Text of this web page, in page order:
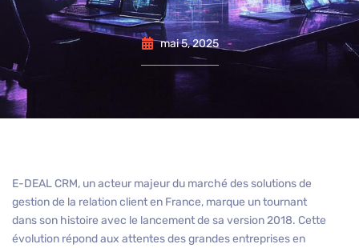
mai 5, 2025
E-DEAL CRM, un acteur majeur du marché des solutions de
gestion de la relation client en France, marque un tournant
dans son histoire avec le lancement de sa version 2018. Cette
évolution répond aux attentes des grandes entreprises en